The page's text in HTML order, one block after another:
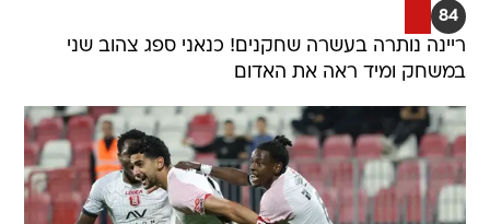
84
ריינה נותרה בעשרה שחקנים! כנאני ספג צהוב שני
במשחק ומיד ראה את האדום